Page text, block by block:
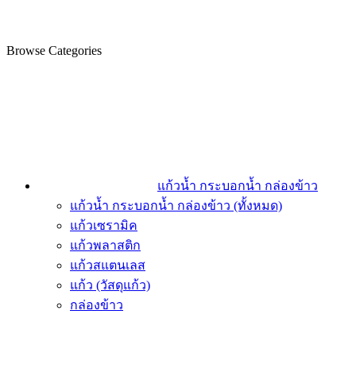
Browse Categories
แก้วน้ำ กระบอกน้ำ กล่องข้าว
แก้วน้ำ กระบอกน้ำ กล่องข้าว (ทั้งหมด)
แก้วเซรามิค
แก้วพลาสติก
แก้วสแตนเลส
แก้ว (วัสดุแก้ว)
กล่องข้าว